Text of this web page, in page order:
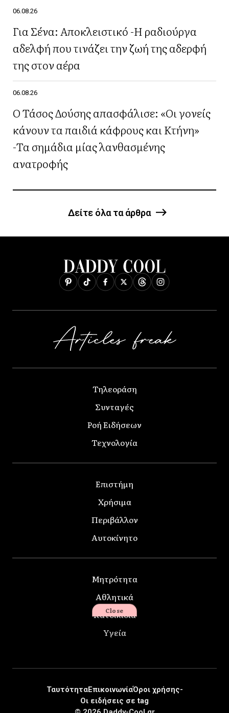
06.08.26
Για Σένα: Αποκλειστικό -Η ραδιούργα
αδελφή που τινάζει την ζωή της αδερφή
της στον αέρα
06.08.26
Ο Τάσος Δούσης απασφάλισε: «Οι γονείς
κάνουν τα παιδιά κάφρους και Κτήνη»
-Τα σημάδια μίας λανθασμένης
ανατροφής
Δείτε όλα τα άρθρα
Τηλεοράση
Συνταγές
Ροή Ειδήσεων
Τεχνολογία
Επιστήμη
Χρήσιμα
Περιβάλλον
Αυτοκίνητο
Μητρότητα
Αθλητικά
Κατοικίδια
Υγεία
ΤαυτότηταΕπικοινωνίαΌροι χρήσης-
Οι ειδήσεις σε tag
Close